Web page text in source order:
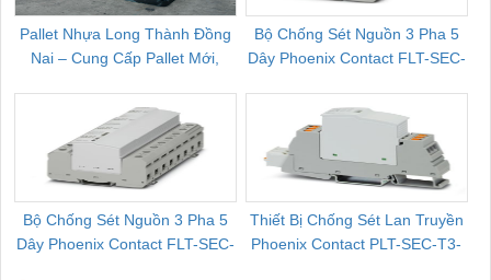
Pallet Nhựa Long Thành Đồng
Nai – Cung Cấp Pallet Mới,
Bộ Chống Sét Nguồn 3 Pha 5
Dây Phoenix Contact FLT-SEC-
Bộ Chống Sét Nguồn 3 Pha 5
Dây Phoenix Contact FLT-SEC-
Thiết Bị Chống Sét Lan Truyền
Phoenix Contact PLT-SEC-T3-